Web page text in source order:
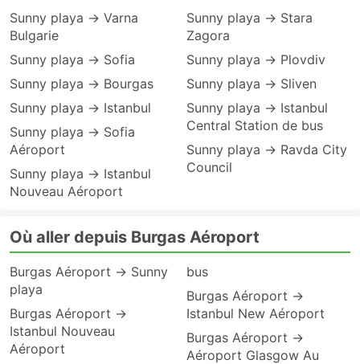
Sunny playa → Varna
Bulgarie
Sunny playa → Sofia
Sunny playa → Bourgas
Sunny playa → Istanbul
Sunny playa → Sofia
Aéroport
Sunny playa → Istanbul
Nouveau Aéroport
Sunny playa → Stara
Zagora
Sunny playa → Plovdiv
Sunny playa → Sliven
Sunny playa → Istanbul
Central Station de bus
Sunny playa → Ravda City
Council
Où aller depuis Burgas Aéroport
Burgas Aéroport → Sunny
playa
Burgas Aéroport →
Istanbul Nouveau
Aéroport
bus
Burgas Aéroport →
Istanbul New Aéroport
Burgas Aéroport →
Aéroport Glasgow Au